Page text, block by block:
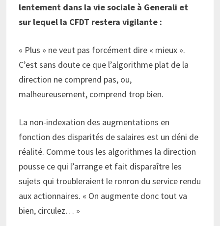
lentement dans la vie sociale à Generali et
sur lequel la CFDT restera vigilante :
« Plus » ne veut pas forcément dire « mieux ».
C’est sans doute ce que l’algorithme plat de la
direction ne comprend pas, ou,
malheureusement, comprend trop bien.
La non-indexation des augmentations en
fonction des disparités de salaires est un déni de
réalité. Comme tous les algorithmes la direction
pousse ce qui l’arrange et fait disparaître les
sujets qui troubleraient le ronron du service rendu
aux actionnaires. « On augmente donc tout va
bien, circulez… »